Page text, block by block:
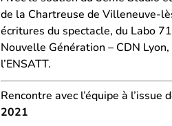
de la Chartreuse de Villeneuve-
écritures du spectacle, du Labo
Nouvelle Génération – CDN
l’ENSATT.
Rencontre avec l’équipe à l’issue
2021